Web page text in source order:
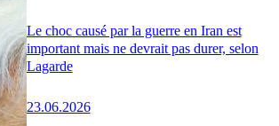
Le choc causé par la guerre en Iran est
important mais ne devrait pas durer, selon
Lagarde
23.06.2026